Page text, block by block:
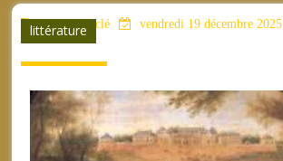
littérature
aucun mot clé vendredi 19 décembre 2025